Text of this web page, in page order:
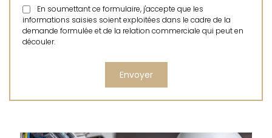
En soumettant ce formulaire, j'accepte que les
informations saisies soient exploitées dans le cadre de la
demande formulée et de la relation commerciale qui peut en
découler.